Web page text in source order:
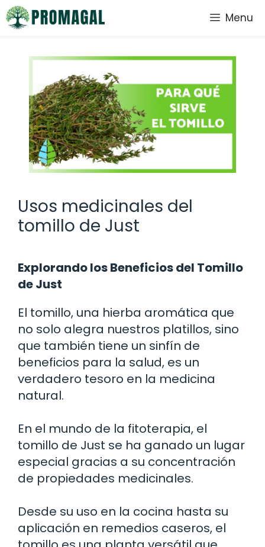
Saltar
al
Menu
Usos medicinales del
tomillo de Just
Explorando los Beneficios del Tomillo
de Just
El tomillo, una hierba aromática que
no solo alegra nuestros platillos, sino
que también tiene un sinfín de
beneficios para la salud, es un
verdadero tesoro en la medicina
natural.
En el mundo de la fitoterapia, el
tomillo de Just se ha ganado un lugar
especial gracias a su concentración
de propiedades medicinales.
Desde su uso en la cocina hasta su
aplicación en remedios caseros, el